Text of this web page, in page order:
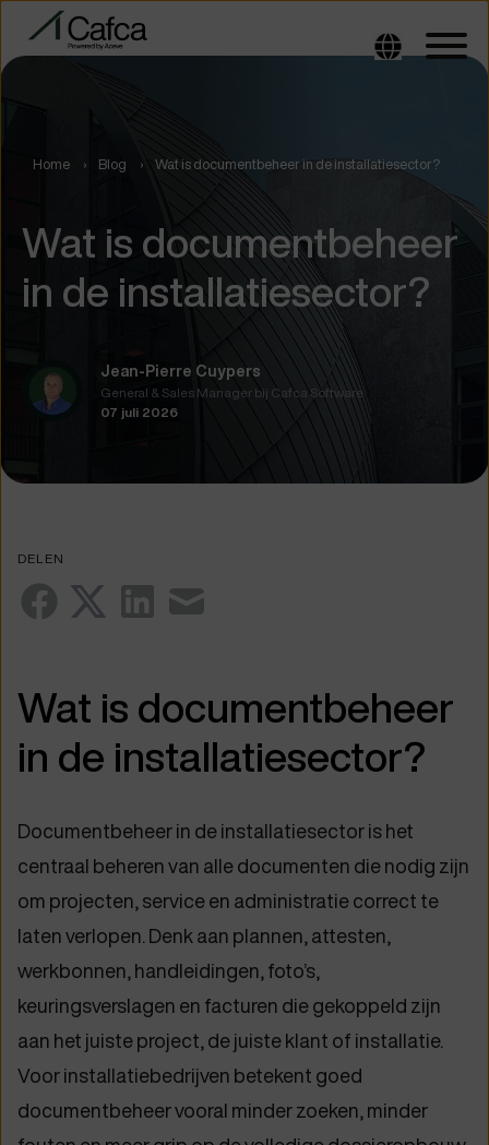
Home Blog Wat is documentbeheer in de installatiesector?
Wat is documentbeheer
in de installatiesector?
Jean-Pierre Cuypers
General & Sales Manager bij Cafca Software
07 juli 2026
DELEN
Wat is documentbeheer
in de installatiesector?
Documentbeheer in de installatiesector is het
centraal beheren van alle documenten die nodig zijn
om projecten, service en administratie correct te
laten verlopen. Denk aan plannen, attesten,
werkbonnen, handleidingen, foto’s,
keuringsverslagen en facturen die gekoppeld zijn
aan het juiste project, de juiste klant of installatie.
Voor installatiebedrijven betekent goed
documentbeheer vooral minder zoeken, minder